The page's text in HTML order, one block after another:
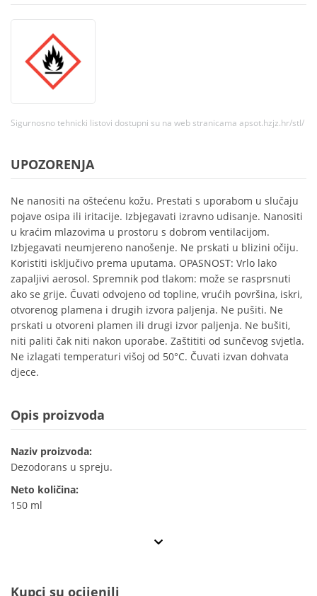
Sigurnosno tehnicki listovi dostupni su na web stranicama apsot.hzjz.hr/stl/
UPOZORENJA
Ne nanositi na oštećenu kožu. Prestati s uporabom u slučaju
pojave osipa ili iritacije. Izbjegavati izravno udisanje. Nanositi
u kraćim mlazovima u prostoru s dobrom ventilacijom.
Izbjegavati neumjereno nanošenje. Ne prskati u blizini očiju.
Koristiti isključivo prema uputama. OPASNOST: Vrlo lako
zapaljivi aerosol. Spremnik pod tlakom: može se rasprsnuti
ako se grije. Čuvati odvojeno od topline, vrućih površina, iskri,
otvorenog plamena i drugih izvora paljenja. Ne pušiti. Ne
prskati u otvoreni plamen ili drugi izvor paljenja. Ne bušiti,
niti paliti čak niti nakon uporabe. Zaštititi od sunčevog svjetla.
Ne izlagati temperaturi višoj od 50°C. Čuvati izvan dohvata
djece.
Opis proizvoda
Naziv proizvoda:
Dezodorans u spreju.
Neto količina:
150 ml
Kupci su ocijenili